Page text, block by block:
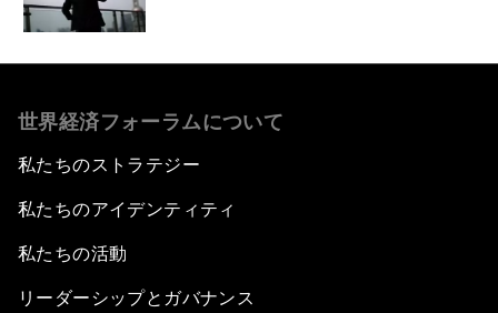
世界経済フォーラムについて
私たちのストラテジー
私たちのアイデンティティ
私たちの活動
リーダーシップとガバナンス